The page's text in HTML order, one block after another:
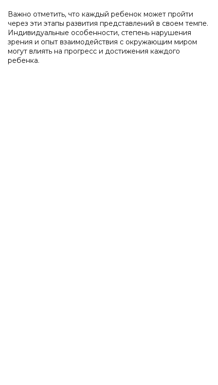
Важно отметить, что каждый ребенок может пройти
через эти этапы развития представлений в своем темпе.
Индивидуальные особенности, степень нарушения
зрения и опыт взаимодействия с окружающим миром
могут влиять на прогресс и достижения каждого
ребенка.